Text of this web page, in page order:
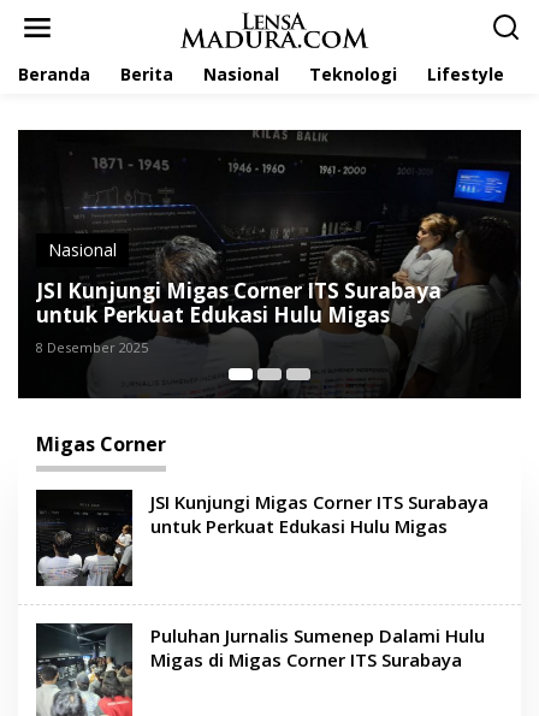
Beranda Berita Nasional Teknologi Lifestyle
Nasional
JSI Kunjungi Migas Corner ITS Surabaya
untuk Perkuat Edukasi Hulu Migas
8 Desember 2025
Migas Corner
JSI Kunjungi Migas Corner ITS Surabaya
untuk Perkuat Edukasi Hulu Migas
Puluhan Jurnalis Sumenep Dalami Hulu
Migas di Migas Corner ITS Surabaya